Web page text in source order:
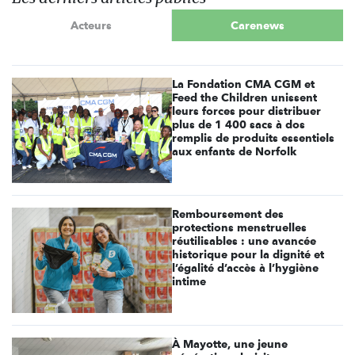
Acteurs Carenews
La Fondation CMA CGM et
Feed the Children unissent
leurs forces pour distribuer
plus de 1 400 sacs à dos
remplis de produits essentiels
aux enfants de Norfolk
Remboursement des
protections menstruelles
réutilisables : une avancée
historique pour la dignité et
l’égalité d’accès à l’hygiène
intime
À Mayotte, une jeune